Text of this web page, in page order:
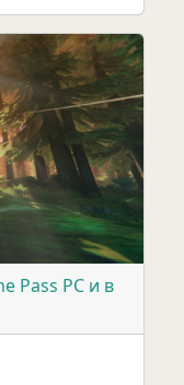
Pass PC и в